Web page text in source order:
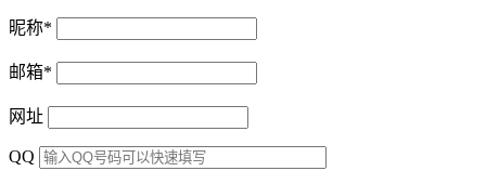
昵称*
邮箱*
网址
QQ